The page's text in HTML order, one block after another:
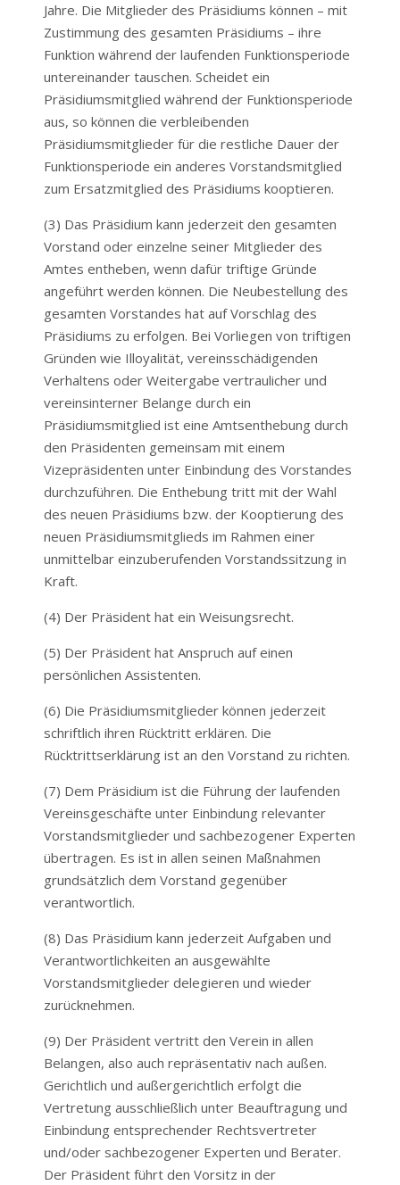
Jahre. Die Mitglieder des Präsidiums können – mit
Zustimmung des gesamten Präsidiums – ihre
Funktion während der laufenden Funktionsperiode
untereinander tauschen. Scheidet ein
Präsidiumsmitglied während der Funktionsperiode
aus, so können die verbleibenden
Präsidiumsmitglieder für die restliche Dauer der
Funktionsperiode ein anderes Vorstandsmitglied
zum Ersatzmitglied des Präsidiums kooptieren.
(3) Das Präsidium kann jederzeit den gesamten
Vorstand oder einzelne seiner Mitglieder des
Amtes entheben, wenn dafür triftige Gründe
angeführt werden können. Die Neubestellung des
gesamten Vorstandes hat auf Vorschlag des
Präsidiums zu erfolgen. Bei Vorliegen von triftigen
Gründen wie Illoyalität, vereinsschädigenden
Verhaltens oder Weitergabe vertraulicher und
vereinsinterner Belange durch ein
Präsidiumsmitglied ist eine Amtsenthebung durch
den Präsidenten gemeinsam mit einem
Vizepräsidenten unter Einbindung des Vorstandes
durchzuführen. Die Enthebung tritt mit der Wahl
des neuen Präsidiums bzw. der Kooptierung des
neuen Präsidiumsmitglieds im Rahmen einer
unmittelbar einzuberufenden Vorstandssitzung in
Kraft.
(4) Der Präsident hat ein Weisungsrecht.
(5) Der Präsident hat Anspruch auf einen
persönlichen Assistenten.
(6) Die Präsidiumsmitglieder können jederzeit
schriftlich ihren Rücktritt erklären. Die
Rücktrittserklärung ist an den Vorstand zu richten.
(7) Dem Präsidium ist die Führung der laufenden
Vereinsgeschäfte unter Einbindung relevanter
Vorstandsmitglieder und sachbezogener Experten
übertragen. Es ist in allen seinen Maßnahmen
grundsätzlich dem Vorstand gegenüber
verantwortlich.
(8) Das Präsidium kann jederzeit Aufgaben und
Verantwortlichkeiten an ausgewählte
Vorstandsmitglieder delegieren und wieder
zurücknehmen.
(9) Der Präsident vertritt den Verein in allen
Belangen, also auch repräsentativ nach außen.
Gerichtlich und außergerichtlich erfolgt die
Vertretung ausschließlich unter Beauftragung und
Einbindung entsprechender Rechtsvertreter
und/oder sachbezogener Experten und Berater.
Der Präsident führt den Vorsitz in der